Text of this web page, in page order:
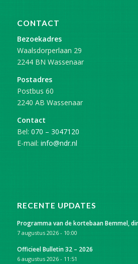
CONTACT
Bezoekadres
Waalsdorperlaan 29
2244 BN Wassenaar
Postadres
Postbus 60
2240 AB Wassenaar
Contact
Bel: 070 – 3047120
E-mail: info@ndr.nl
RECENTE UPDATES
Programma van de kortebaan Bemmel,
7 augustus 2026 - 10:00
Officieel Bulletin 32 – 2026
6 augustus 2026 - 11:51